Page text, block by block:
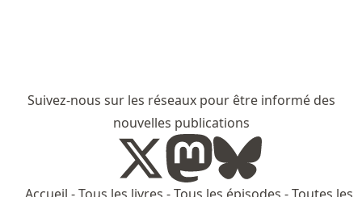
Suivez-nous sur les réseaux pour être informé des
nouvelles publications